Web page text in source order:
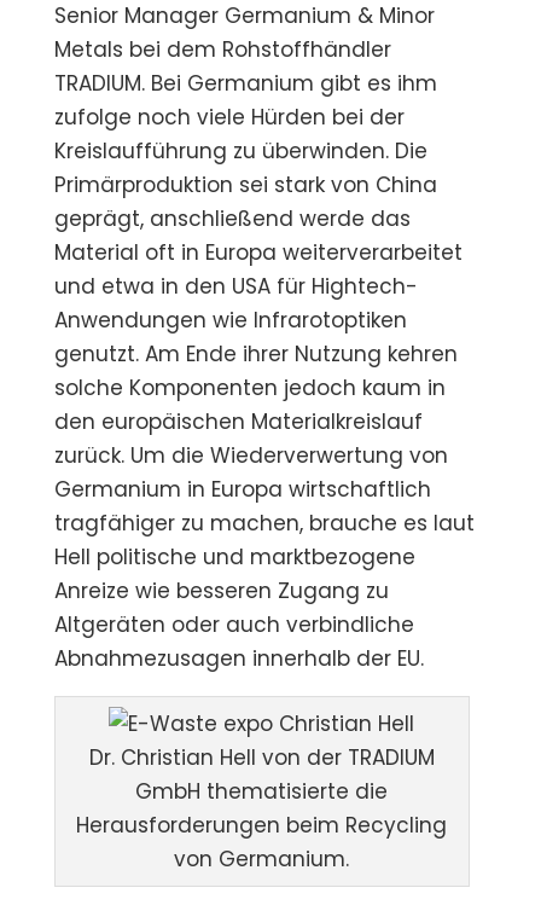
Senior Manager Germanium & Minor
Metals bei dem Rohstoffhändler
TRADIUM. Bei Germanium gibt es ihm
zufolge noch viele Hürden bei der
Kreislaufführung zu überwinden. Die
Primärproduktion sei stark von China
geprägt, anschließend werde das
Material oft in Europa weiterverarbeitet
und etwa in den USA für Hightech-
Anwendungen wie Infrarotoptiken
genutzt. Am Ende ihrer Nutzung kehren
solche Komponenten jedoch kaum in
den europäischen Materialkreislauf
zurück. Um die Wiederverwertung von
Germanium in Europa wirtschaftlich
tragfähiger zu machen, brauche es laut
Hell politische und marktbezogene
Anreize wie besseren Zugang zu
Altgeräten oder auch verbindliche
Abnahmezusagen innerhalb der EU.
Dr. Christian Hell von der TRADIUM
GmbH thematisierte die
Herausforderungen beim Recycling
von Germanium.